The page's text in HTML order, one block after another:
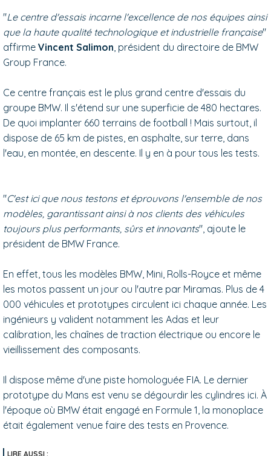
"Le centre d'essais incarne l'excellence de nos équipes ainsi
que la haute qualité technologique et industrielle française"
affirme Vincent Salimon , président du directoire de BMW
Group France.
Ce centre français est le plus grand centre d'essais du
groupe BMW. Il s'étend sur une superficie de 480 hectares.
De quoi implanter 660 terrains de football ! Mais surtout, il
dispose de 65 km de pistes, en asphalte, sur terre, dans
l'eau, en montée, en descente. Il y en à pour tous les tests.
"C'est ici que nous testons et éprouvons l'ensemble de nos
modèles, garantissant ainsi à nos clients des véhicules
toujours plus performants, sûrs et innovants", ajoute le
président de BMW France.
En effet, tous les modèles BMW, Mini, Rolls-Royce et même
les motos passent un jour ou l'autre par Miramas. Plus de 4
000 véhicules et prototypes circulent ici chaque année. Les
ingénieurs y valident notamment les Adas et leur
calibration, les chaînes de traction électrique ou encore le
vieillissement des composants.
Il dispose même d'une piste homologuée FIA. Le dernier
prototype du Mans est venu se dégourdir les cylindres ici. À
l'époque où BMW était engagé en Formule 1, la monoplace
était également venue faire des tests en Provence.